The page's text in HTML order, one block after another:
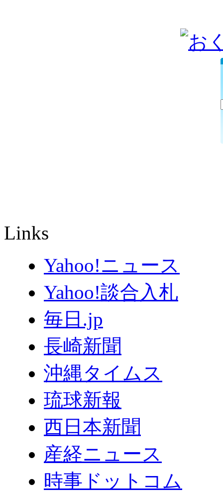
Links
Yahoo!ニュース
Yahoo!談合入札
毎日.jp
長崎新聞
沖縄タイムス
琉球新報
西日本新聞
産経ニュース
時事ドットコム